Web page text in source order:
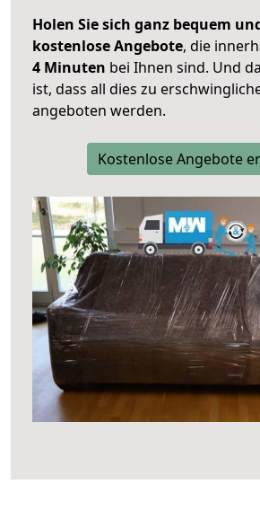
Holen Sie sich ganz bequem
kostenlose Angebote, die
4 Minuten bei Ihnen sind. Und
ist, dass all dies zu
angeboten werden.
Kostenlose Angebote